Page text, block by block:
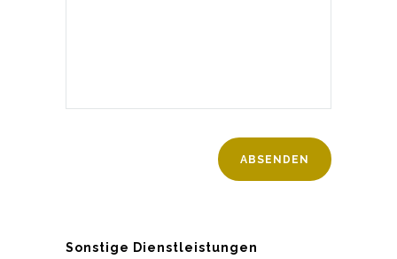
Sonstige Dienstleistungen